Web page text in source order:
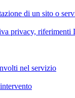
di un sito o
privacy, riferimenti
nel servizio